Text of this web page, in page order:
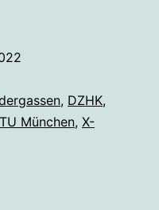
, DZHK,
TU München, X-